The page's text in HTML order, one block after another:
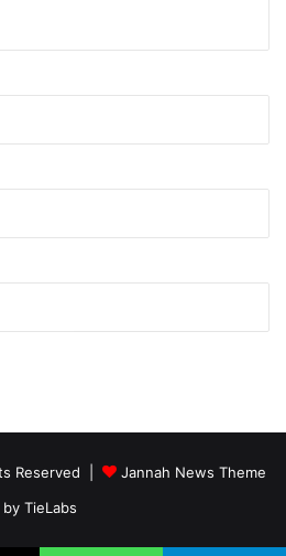
Reserved |
Jannah News Theme
by TieLabs